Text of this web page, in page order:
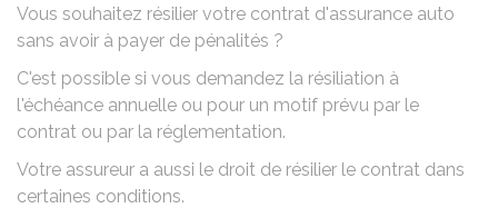
Vous souhaitez résilier votre contrat d'assurance auto
sans avoir à payer de pénalités ?
C'est possible si vous demandez la résiliation à
l'échéance annuelle ou pour un motif prévu par le
contrat ou par la réglementation.
Votre assureur a aussi le droit de résilier le contrat dans
certaines conditions.